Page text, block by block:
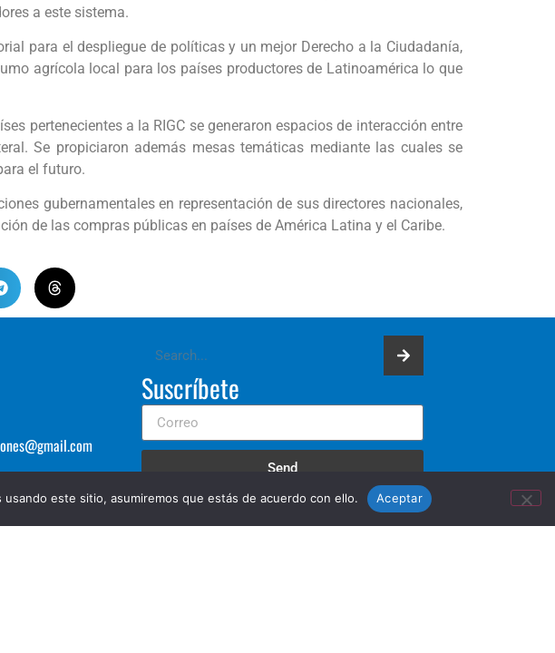
a este sistema.
para el despliegue de políticas y un mejor Derecho a la Ciudadanía,
agrícola local para los países productores de Latinoamérica lo que
pertenecientes a la RIGC se generaron espacios de interacción entre
Se propiciaron además mesas temáticas mediante las cuales se
el futuro.
gubernamentales en representación de sus directores nacionales,
de las compras públicas en países de América Latina y el Caribe.
Suscríbete
Send
este sitio, asumiremos que estás de acuerdo con ello. Aceptar